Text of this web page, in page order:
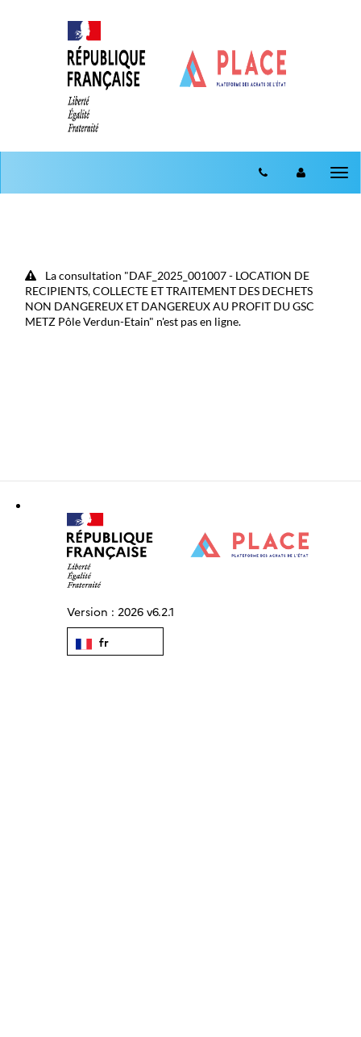
La consultation "DAF_2025_001007 - LOCATION DE
RECIPIENTS, COLLECTE ET TRAITEMENT DES DECHETS
NON DANGEREUX ET DANGEREUX AU PROFIT DU GSC
METZ Pôle Verdun-Etain" n'est pas en ligne.
Version : 2026 v6.2.1
fr